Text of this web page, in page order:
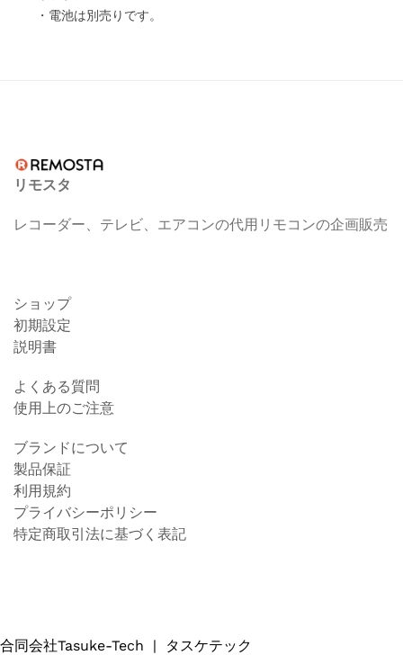
・電池は別売りです。
リモスタ
レコーダー、テレビ、エアコンの代用リモコンの企画販売
ショップ
初期設定
説明書
よくある質問
使用上のご注意
ブランドについて
製品保証
利用規約
プライバシーポリシー
特定商取引法に基づく表記
合同会社Tasuke-Tech | タスケテック